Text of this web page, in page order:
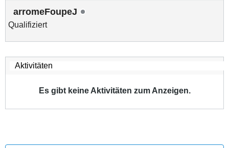
arromeFoupeJ
Qualifiziert
Es gibt keine Aktivitäten zum Anzeigen.